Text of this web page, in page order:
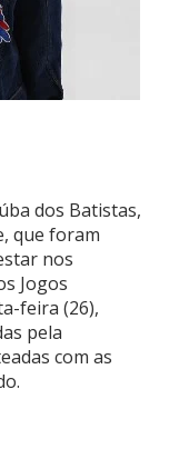
dos Batistas,
que foram
nos
Jogos
feira (26),
pela
com as